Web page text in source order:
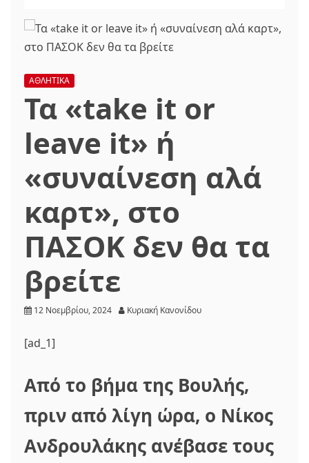
ΑΘΛΗΤΙΚΑ
Τα «take it or
leave it» ή
«συναίνεση αλά
καρτ», στο
ΠΑΣΟΚ δεν θα τα
βρείτε
12 Νοεμβρίου, 2024 Κυριακή Κανονίδου
[ad_1]
Από το βήμα της Βουλής,
πριν από λίγη ώρα, ο Νίκος
Ανδρουλάκης ανέβασε τους